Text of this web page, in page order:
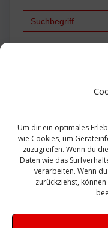
Um dir ein optimales
wie Cookies, um
zuzugreifen. Wenn du
Daten wie das
verarbeiten. Wenn
zurückziehst,
Sanierung SBS
Sicherung SIEM
Update Upgrade
VMWare